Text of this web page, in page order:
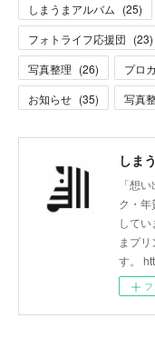
しまうまアルバム (25)
フォトライフ応援団 (23)
写真整理 (26) プロ
お知らせ (35) 写真
しま
「想
ク・
して
まプ
す。